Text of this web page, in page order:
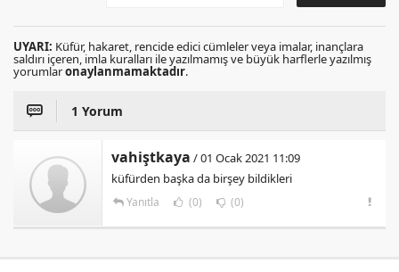
UYARI: Küfür, hakaret, rencide edici cümleler veya imalar, inançlara
saldırı içeren, imla kuralları ile yazılmamış ve büyük harflerle yazılmış
yorumlaronaylanmamaktadır.
1 Yorum
vahiştkaya / 01 Ocak 2021 11:09
küfürden başka da birşey bildikleri
Yanıtla (0) (0)